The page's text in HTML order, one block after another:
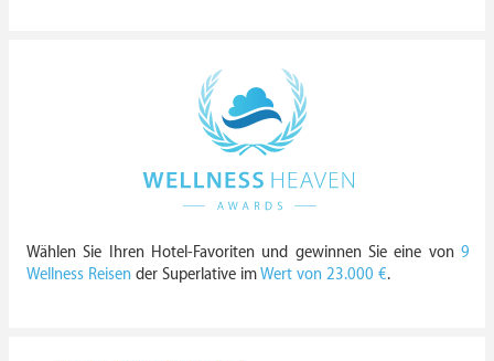
Wählen Sie Ihren Hotel-Favoriten und gewinnen Sie eine von 9
Wellness Reisen der Superlative imWert von 23.000 €.